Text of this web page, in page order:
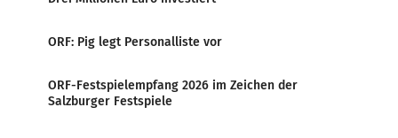
ORF: Pig legt Personalliste vor
ORF-Festspielempfang 2026 im Zeichen der
Salzburger Festspiele